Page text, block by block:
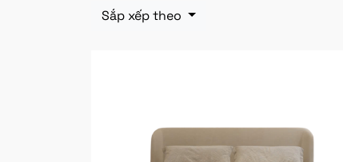
Sắp xếp theo